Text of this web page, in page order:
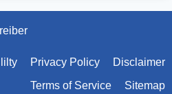
Privacy Policy Disclaimer
Terms of Service Sitemap